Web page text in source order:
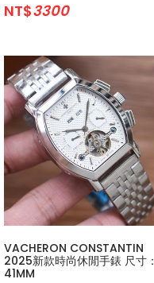
NT$3300
VACHERON CONSTANTIN
2025新款時尚休閒手錶 尺寸：
41MM